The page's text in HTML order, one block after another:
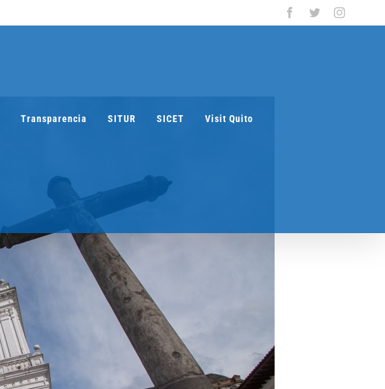
Facebook
Twitter
Transparencia SITUR SICET Visit Quito